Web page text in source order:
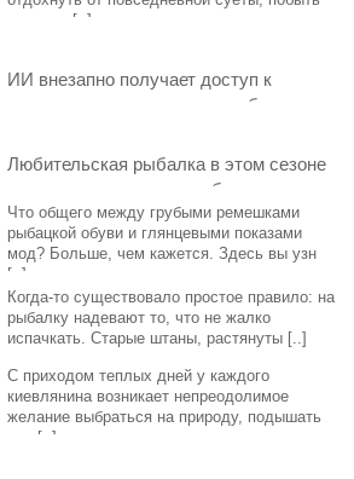
наедине [..]
ИИ внезапно получает доступ к
реальному миру и учится рыбачить на
рыбы, про [..]
Любительская рыбалка в этом сезоне
заметно изменилась: на берег и в
лодку чаще берут компактные
эхолоты, об [..]
Что общего между грубыми ремешками
рыбацкой обуви и глянцевыми показами
мод? Больше, чем кажется. Здесь вы узн
[..]
Когда-то существовало простое правило: на
рыбалку надевают то, что не жалко
испачкать. Старые штаны, растянуты [..]
С приходом теплых дней у каждого
киевлянина возникает непреодолимое
желание выбраться на природу, подышать
све [..]